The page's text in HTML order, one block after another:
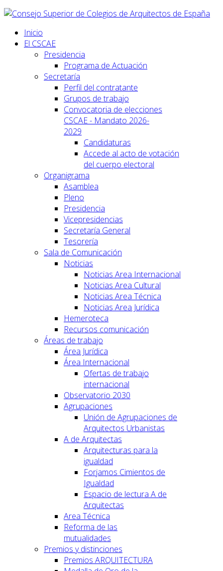
Inicio
El CSCAE
Presidencia
Programa de Actuación
Secretaría
Perfil del contratante
Grupos de trabajo
Convocatoria de elecciones
CSCAE - Mandato 2026-
2029
Candidaturas
Accede al acto de votación
del cuerpo electoral
Organigrama
Asamblea
Pleno
Presidencia
Vicepresidencias
Secretaría General
Tesorería
Sala de Comunicación
Noticias
Noticias Area Internacional
Noticias Area Cultural
Noticias Area Técnica
Noticias Area Jurídica
Hemeroteca
Recursos comunicación
Áreas de trabajo
Área Jurídica
Área Internacional
Ofertas de trabajo
internacional
Observatorio 2030
Agrupaciones
Unión de Agrupaciones de
Arquitectos Urbanistas
A de Arquitectas
Arquitecturas para la
igualdad
Forjamos Cimientos de
Igualdad
Espacio de lectura A de
Arquitectas
Area Técnica
Reforma de las
mutualidades
Premios y distinciones
Premios ARQUITECTURA